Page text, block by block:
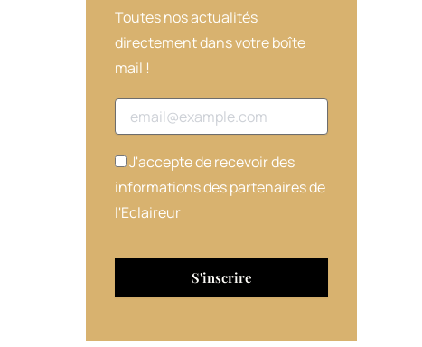
Toutes nos actualités
directement dans votre boîte
mail !
Adresse email
J'accepte de recevoir des
informations des partenaires de
l'Eclaireur